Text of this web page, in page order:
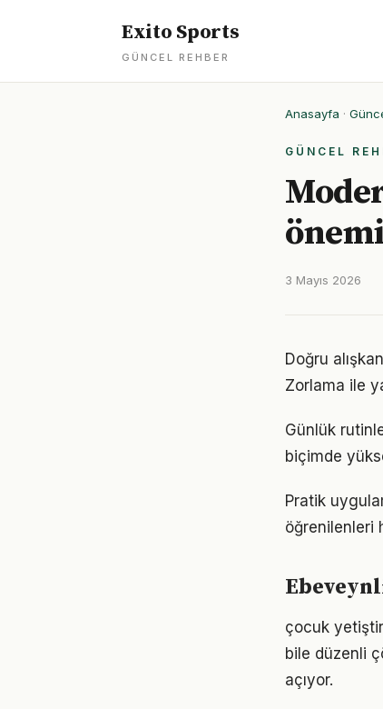
Exito Sports
GÜNCEL REHBER
Anasayfa ·
GÜNCEL
önemi
3 Mayıs 2026
Doğru
Zorlama ile
Günlük
biçimde
Pratik
öğrenilenleri
çocuk
bile düzenli
açıyor.